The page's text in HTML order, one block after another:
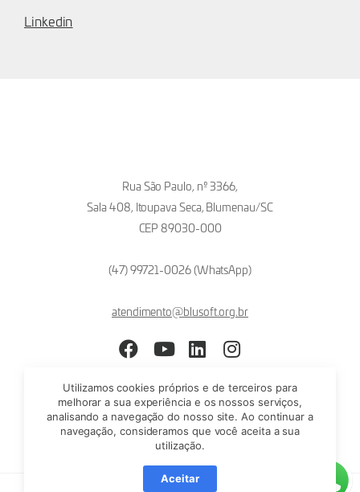
Linkedin
Rua São Paulo, nº 3366,
Sala 408, Itoupava Seca, Blumenau/SC
CEP 89030-000
(47) 99721-0026 (WhatsApp)
atendimento@blusoft.org.br
Utilizamos cookies próprios e de terceiros para
melhorar a sua experiência e os nossos serviços,
analisando a navegação do nosso site. Ao continuar a
navegação, consideramos que você aceita a sua
utilização.
Aceitar